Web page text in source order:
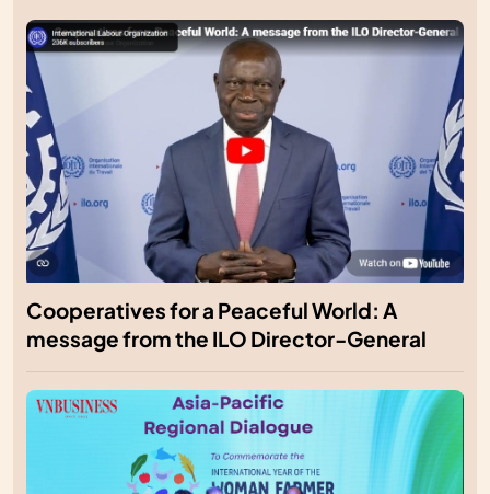
Cooperatives for a Peaceful World: A
message from the ILO Director-General